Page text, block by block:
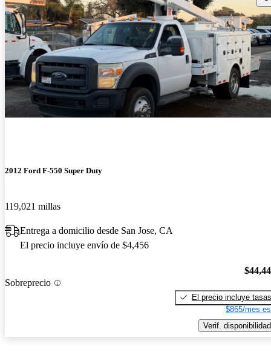
2012 Ford F-550 Super Duty
119,021 millas
Entrega a domicilio desde San Jose, CA
El precio incluye envío de $4,456
Sobreprecio
El precio incluye tasas
$865/mes
Verif. disponibilidad